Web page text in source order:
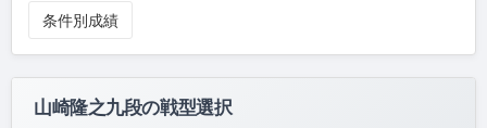
条件別成績
山崎隆之九段の戦型選択